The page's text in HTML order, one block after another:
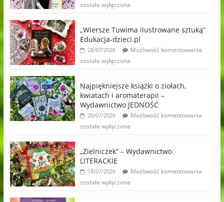
została wyłączona
„Wiersze Tuwima ilustrowane sztuką”
Edukacja-dzieci.pl
28/07/2026
Możliwość komentowania
została wyłączona
Najpiękniejsze książki o ziołach,
kwiatach i aromaterapii –
Wydawnictwo JEDNOŚĆ
20/07/2026
Możliwość komentowania
została wyłączona
„Zielniczek” – Wydawnictwo
LITERACKIE
18/07/2026
Możliwość komentowania
została wyłączona